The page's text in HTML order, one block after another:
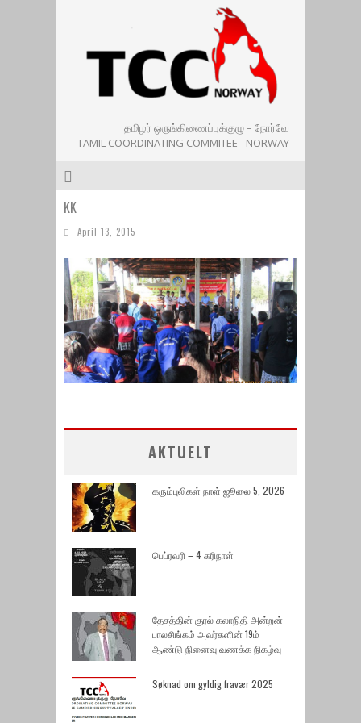
தமிழர் ஒருங்கிணைப்புக்குழு – நோர்வே
TAMIL COORDINATING COMMITEE - NORWAY
KK
April 13, 2015
AKTUELT
கரும்புலிகள் நாள் ஜூலை 5, 2026
பெப்ரவரி – 4 கரிநாள்
தேசத்தின் குரல் கலாநிதி அன்றன்
பாலசிங்கம் அவர்களின் 19ம்
ஆண்டு நினைவு வணக்க நிகழ்வு
Søknad om gyldig fravær 2025